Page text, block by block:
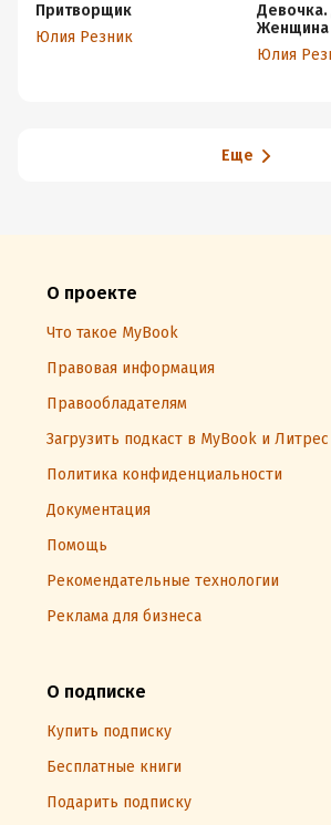
Притворщик
Юлия Резник
Женщина
Юлия
Еще
О проекте
Что такое MyBook
Правовая информация
Правообладателям
Загрузить подкаст в MyBook и Литрес
Политика конфиденциальности
Документация
Помощь
Рекомендательные технологии
Реклама для бизнеса
О подписке
Купить подписку
Бесплатные книги
Подарить подписку